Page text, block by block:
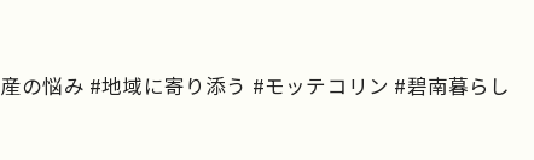
の悩み #地域に寄り添う #モッテコリン #碧南暮らし